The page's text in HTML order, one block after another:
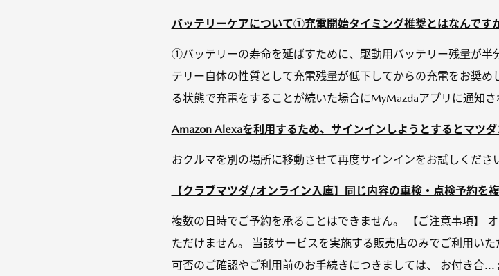
バッテリーケアについて①充電開始タイミング推奨とはなんで
①バッテリーの寿命を延ばすために、駆動用バッテリー残量が
テリー自体の性質として充電残量が低下してからの充電をお奨
る状態で充電をすることが続いた場合にMyMazdaアプリに通知さ
Amazon Alexaを利用するため、サインインしようとするとマツ
おクルマを別の場所に移動させて再度サインインをお試しくださ
【クラブマツダ/オンライン入庫】同じ内容の車検・点検予約を
複数の日時でご予約を承ることはできません。 【ご注意事項】
ただけません。 当該サービスを実施する販売店のみでご利用い
可否のご確認やご利用前のお手続きにつきましては、 お付き合...